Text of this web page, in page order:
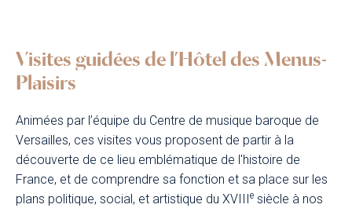
Visites guidées de l’Hôtel des Menus-
Plaisirs
Animées par l’équipe du Centre de musique baroque de
Versailles, ces visites vous proposent de partir à la
découverte de ce lieu emblématique de l'histoire de
France, et de comprendre sa fonction et sa place sur les
plans politique, social, et artistique du XVIIIe siècle à nos